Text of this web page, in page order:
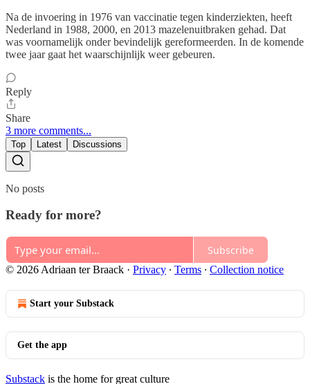
Na de invoering in 1976 van vaccinatie tegen kinderziekten, heeft
Nederland in 1988, 2000, en 2013 mazelenuitbraken gehad. Dat
was voornamelijk onder bevindelijk gereformeerden. In de komende
twee jaar gaat het waarschijnlijk weer gebeuren.
Reply
Share
3 more comments...
Top Latest Discussions
No posts
Ready for more?
Subscribe
© 2026 Adriaan ter Braack · Privacy ∙ Terms ∙ Collection notice
Start your Substack
Get the app
Substack is the home for great culture